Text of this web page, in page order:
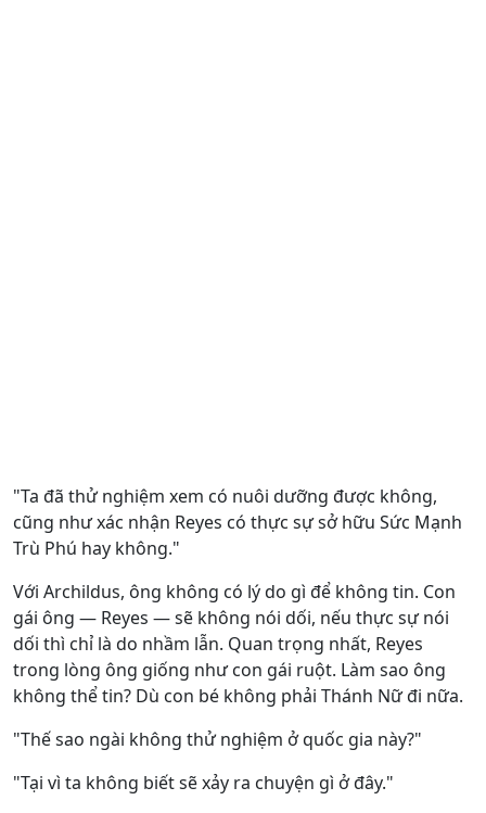
"Ta đã thử nghiệm xem có nuôi dưỡng được không,
cũng như xác nhận Reyes có thực sự sở hữu Sức Mạnh
Trù Phú hay không."
Với Archildus, ông không có lý do gì để không tin. Con
gái ông — Reyes — sẽ không nói dối, nếu thực sự nói
dối thì chỉ là do nhầm lẫn. Quan trọng nhất, Reyes
trong lòng ông giống như con gái ruột. Làm sao ông
không thể tin? Dù con bé không phải Thánh Nữ đi nữa.
"Thế sao ngài không thử nghiệm ở quốc gia này?"
"Tại vì ta không biết sẽ xảy ra chuyện gì ở đây."